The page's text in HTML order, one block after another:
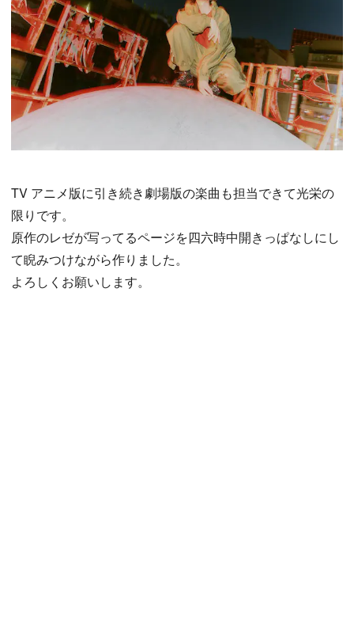
TV アニメ版に引き続き劇場版の楽曲も担当できて光栄の
限りです。
原作のレゼが写ってるページを四六時中開きっぱなしにし
て睨みつけながら作りました。
よろしくお願いします。